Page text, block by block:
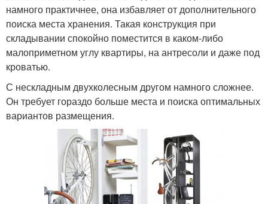
намного практичнее, она избавляет от дополнительного
поиска места хранения. Такая конструкция при
складывании спокойно поместится в каком-либо
малоприметном углу квартиры, на антресоли и даже под
кроватью.
С нескладным двухколесным другом намного сложнее.
Он требует гораздо больше места и поиска оптимальных
вариантов размещения.